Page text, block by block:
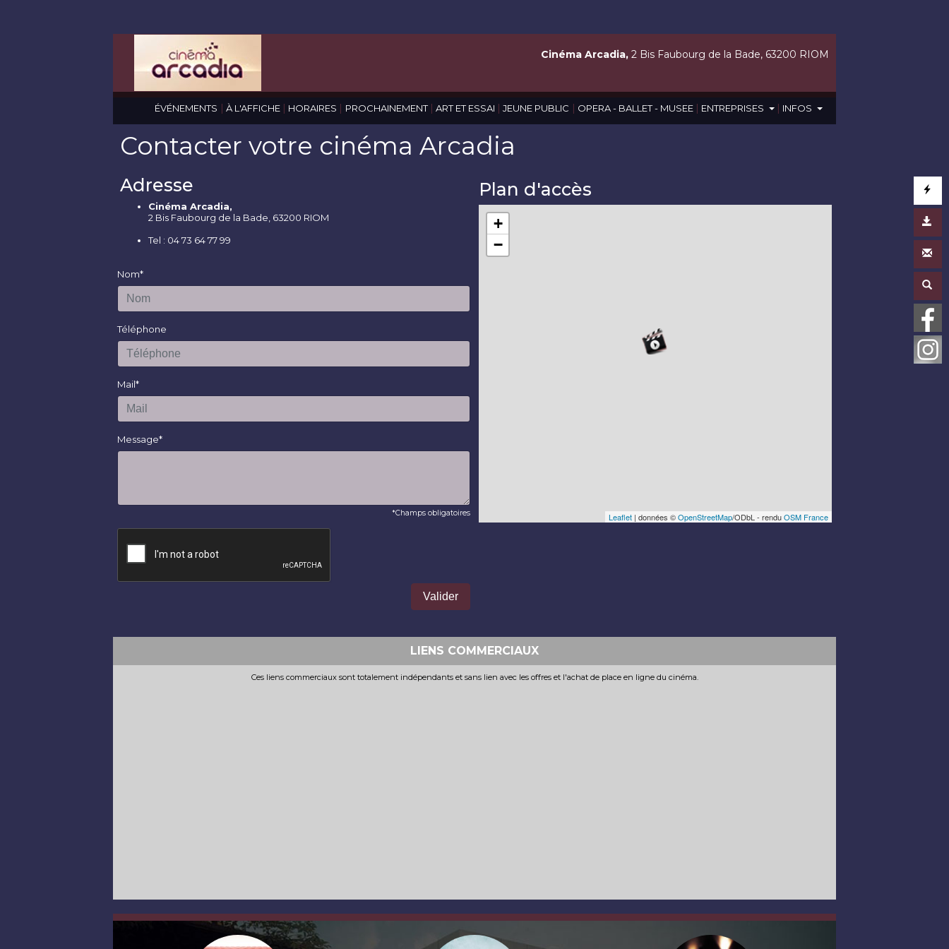
ÉVÉNEMENTS | À L'AFFICHE | HORAIRES | PROCHAINEMENT | ART ET ESSAI | JEUNE PUBLIC | OPERA - BALLET - MUSEE | ENTREPRISES | INFOS
Cinéma Arcadia, 2 Bis Faubourg de la Bade, 63200 RIOM
Contacter votre cinéma Arcadia
Adresse
Cinéma Arcadia,
2 Bis Faubourg de la Bade, 63200 RIOM
Tel : 04 73 64 77 99
Plan d'accès
+
−
Leaflet| données ©OpenStreetMap/ODbL - renduOSM France
Nom*
Téléphone
Mail*
Message*
*Champs obligatoires
Valider
LIENS COMMERCIAUX
Ces liens commerciaux sont totalement indépendants et sans lien avec les offres et l'achat de place en ligne du cinéma.